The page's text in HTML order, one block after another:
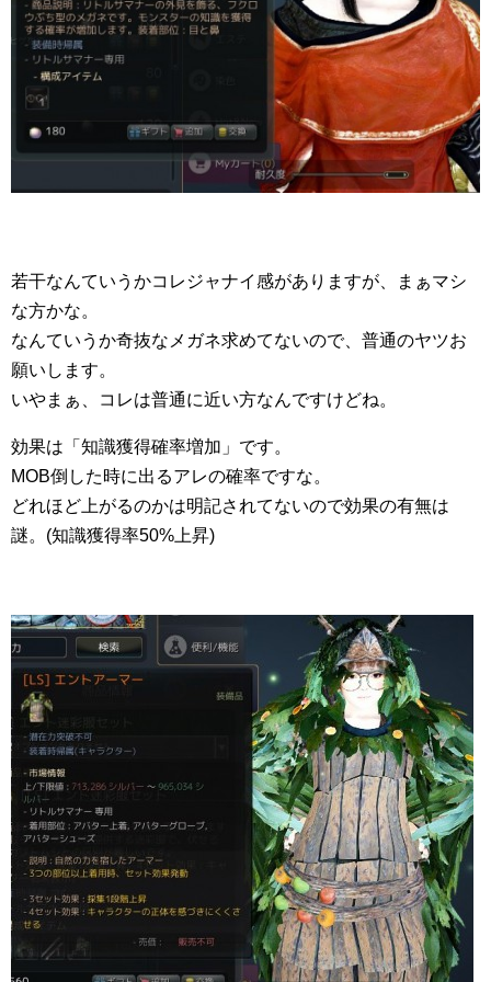
若干なんていうかコレジャナイ感がありますが、まぁマシ
な方かな。
なんていうか奇抜なメガネ求めてないので、普通のヤツお
願いします。
いやまぁ、コレは普通に近い方なんですけどね。
効果は「知識獲得確率増加」です。
MOB倒した時に出るアレの確率ですな。
どれほど上がるのかは明記されてないので効果の有無は
謎。(知識獲得率50%上昇)